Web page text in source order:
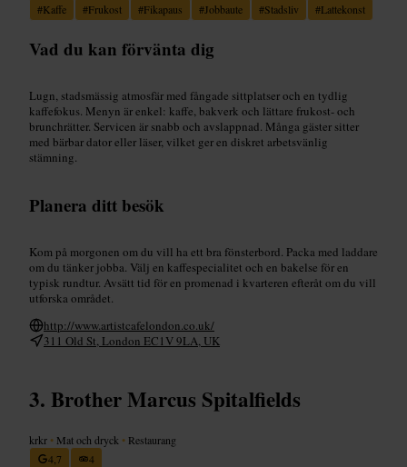
#Kaffe #Frukost #Fikapaus #Jobbaute #Stadsliv #Lattekonst
Vad du kan förvänta dig
Lugn, stadsmässig atmosfär med fångade sittplatser och en tydlig
kaffefokus. Menyn är enkel: kaffe, bakverk och lättare frukost- och
brunchrätter. Servicen är snabb och avslappnad. Många gäster sitter
med bärbar dator eller läser, vilket ger en diskret arbetsvänlig
stämning.
Planera ditt besök
Kom på morgonen om du vill ha ett bra fönsterbord. Packa med laddare
om du tänker jobba. Välj en kaffespecialitet och en bakelse för en
typisk rundtur. Avsätt tid för en promenad i kvarteren efteråt om du vill
utforska området.
http://www.artistcafelondon.co.uk/
311 Old St, London EC1V 9LA, UK
Brother Marcus Spitalfields
krkr • Mat och dryck • Restaurang
4,7
4